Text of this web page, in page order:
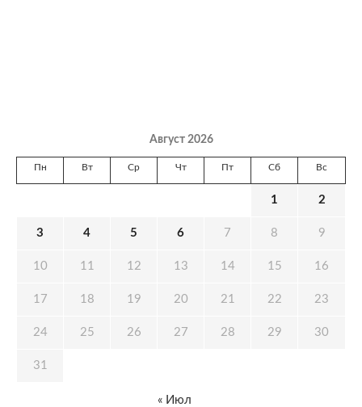
Август 2026
Пн Вт Ср Чт Пт Сб Вс
1 2
3 4 5 6 7 8 9
10 11 12 13 14 15 16
17 18 19 20 21 22 23
24 25 26 27 28 29 30
31
« Июл